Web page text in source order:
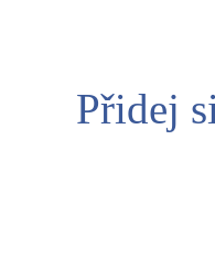
Přidej